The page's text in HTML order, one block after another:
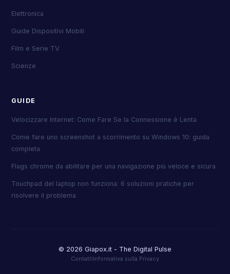
Elettronica
Guide Dispositivi Mobili
Film e Serie TV
Scienze
GUIDE
Velocizzare Internet: Come Fare Se la Connessione è Lenta
Come fare uno screenshot a scorrimento su Windows 10: guida
completa
Flags chrome da abilitare per una navigazione più veloce e sicura
Touchpad del laptop non funziona: 6 soluzioni pratiche per
risolvere il problema
© 2026 Giapox.it - The Digital Pulse
ContattiInformativa sulla Privacy